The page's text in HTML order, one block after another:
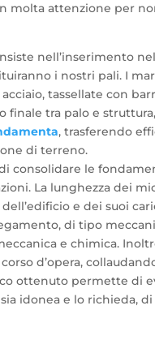
molta attenzione per
nell’inserimento
i nostri pali. I
tassellate con
finale tra palo e
, trasferendo
di terreno.
consolidare le
La lunghezza dei
e dei suoi
di tipo
e chimica.
d’opera,
ottenuto permette di
idonea e lo richieda,